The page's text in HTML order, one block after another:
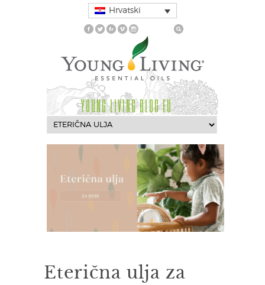
Hrvatski
YOUNG LIVING BLOG EU
Eterična ulja za